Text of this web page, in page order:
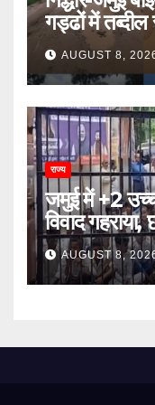
गड्ढों में
डालकर सफर
AUGUST 8,
राज्य
जमुई में +2
विवाद
पहुंचकर जताया
नहीं जाएंगे
AUGUST 8,